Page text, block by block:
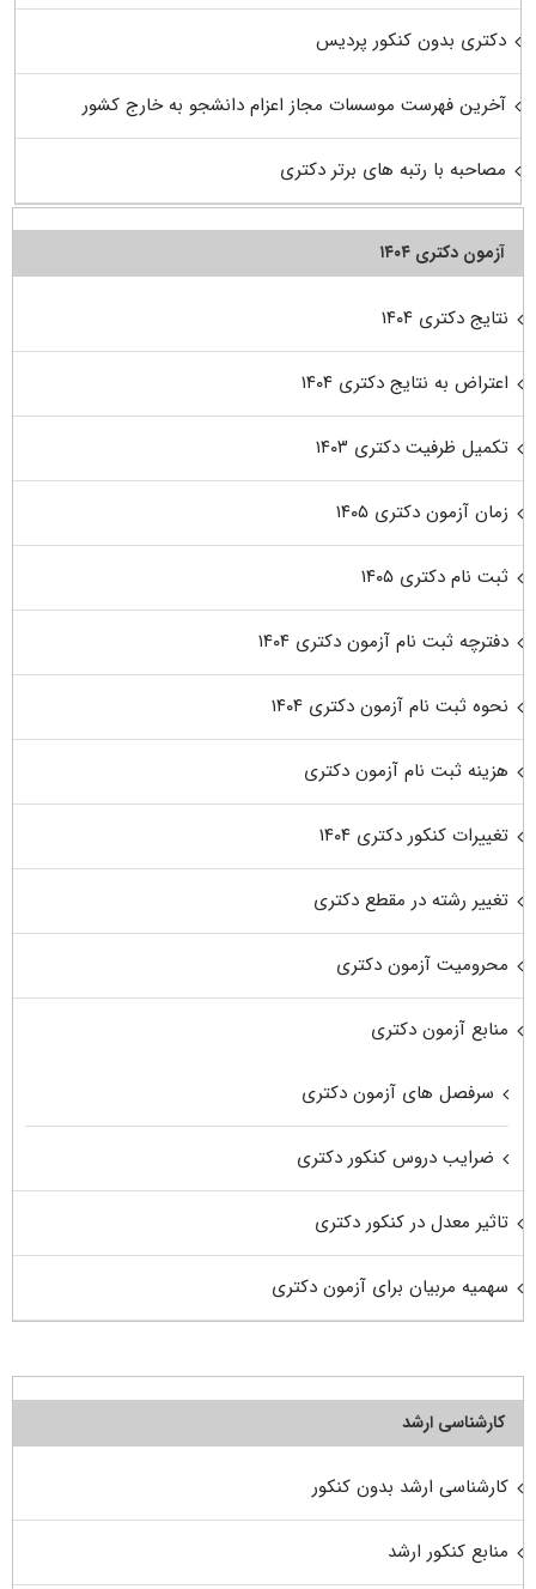
دکتری بدون کنکور پردیس
آخرین فهرست موسسات مجاز اعزام دانشجو به خارج کشور
مصاحبه با رتبه های برتر دکتری
آزمون دکتری ۱۴۰۴
نتایج دکتری ۱۴۰۴
اعتراض به نتایج دکتری ۱۴۰۴
تکمیل ظرفیت دکتری ۱۴۰۳
زمان آزمون دکتری ۱۴۰۵
ثبت نام دکتری ۱۴۰۵
دفترچه ثبت نام آزمون دکتری ۱۴۰۴
نحوه ثبت نام آزمون دکتری ۱۴۰۴
هزینه ثبت نام آزمون دکتری
تغییرات کنکور دکتری ۱۴۰۴
تغییر رشته در مقطع دکتری
محرومیت آزمون دکتری
منابع آزمون دکتری
سرفصل های آزمون دکتری
ضرایب دروس کنکور دکتری
تاثیر معدل در کنکور دکتری
سهمیه مربیان برای آزمون دکتری
کارشناسی ارشد
کارشناسی ارشد بدون کنکور
منابع کنکور ارشد